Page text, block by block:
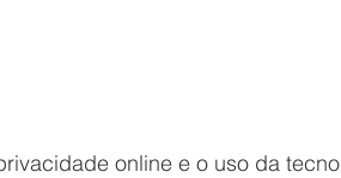
online e o uso da